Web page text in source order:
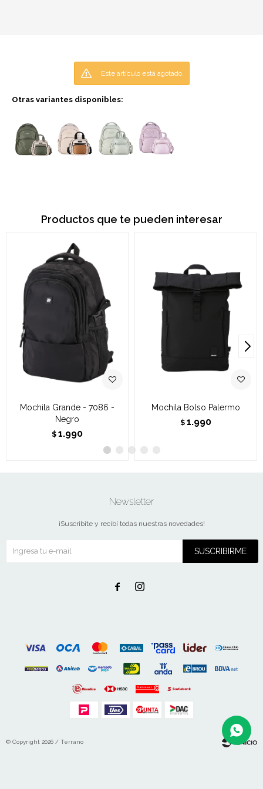
Este artículo está agotado.
Otras variantes disponibles:
Productos que te pueden interesar
Mochila Grande - 7086 -
Negro
$ 1.990
Mochila Bolso Palermo
$ 1.990
Newsletter
¡Suscribite y recibí todas nuestras novedades!
SUSCRIBIRME
 
© Copyright 2026 / Terrano